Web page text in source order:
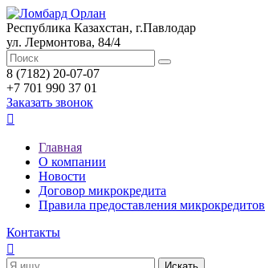
Республика Казахстан, г.Павлодар
ул. Лермонтова, 84/4
8 (7182) 20-07-07
+7 701 990 37 01
Заказать звонок

Главная
О компании
Новости
Договор микрокредита
Правила предоставления микрокредитов
Контакты
